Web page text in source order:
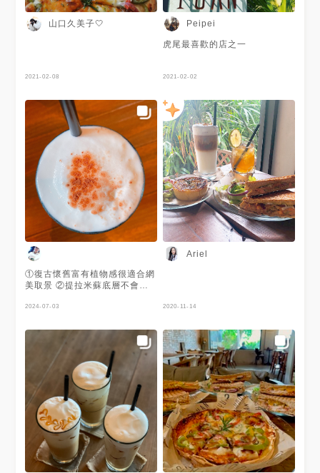
山口久美子🤍
2021-02-08
Peipei
虎尾最喜歡的店之一
2021-02-02
①復古懷舊富有植物感很適合網
美取景 ②提拉米蘇底層不會過
飲品 ④飲品同品項內用續杯8折
19:30-01:00（週三公休）
（週四10:30-18:00） 整體評
分：★★★★☆☆ （純屬個人喜
好，無須過分依賴） 「身為一
名吃貨 愛吃，不僅僅是理由」
2024-07-03
Ariel
2020-11-14